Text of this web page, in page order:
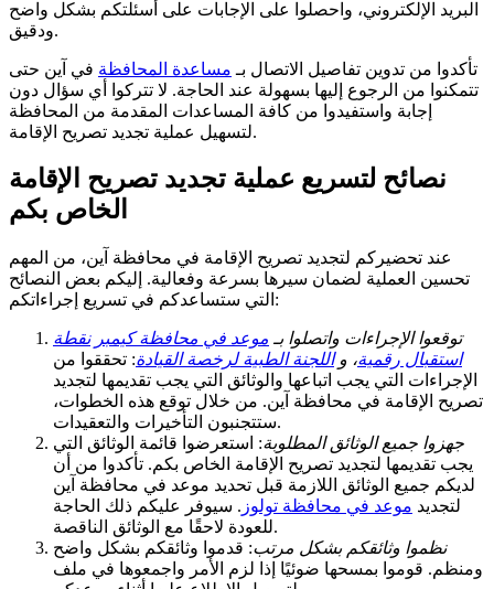
البريد الإلكتروني، واحصلوا على الإجابات على أسئلتكم بشكل واضح
ودقيق.
تأكدوا من تدوين تفاصيل الاتصال بـ مساعدة المحافظة في آين حتى
تتمكنوا من الرجوع إليها بسهولة عند الحاجة. لا تتركوا أي سؤال دون
إجابة واستفيدوا من كافة المساعدات المقدمة من المحافظة
لتسهيل عملية تجديد تصريح الإقامة.
نصائح لتسريع عملية تجديد تصريح الإقامة
الخاص بكم
عند تحضيركم لتجديد تصريح الإقامة في محافظة آين، من المهم
تحسين العملية لضمان سيرها بسرعة وفعالية. إليكم بعض النصائح
التي ستساعدكم في تسريع إجراءاتكم:
توقعوا الإجراءات واتصلوا بـ موعد في محافظة كيمبر نقطة
استقبال رقمية، واللجنة الطبية لرخصة القيادة: تحققوا من
الإجراءات التي يجب اتباعها والوثائق التي يجب تقديمها لتجديد
تصريح الإقامة في محافظة آين. من خلال توقع هذه الخطوات،
ستتجنبون التأخيرات والتعقيدات.
جهزوا جميع الوثائق المطلوبة: استعرضوا قائمة الوثائق التي
يجب تقديمها لتجديد تصريح الإقامة الخاص بكم. تأكدوا من أن
لديكم جميع الوثائق اللازمة قبل تحديد موعد في محافظة آين
لتجديد موعد في محافظة تولوز . سيوفر عليكم ذلك الحاجة
للعودة لاحقًا مع الوثائق الناقصة.
نظموا وثائقكم بشكل مرتب: قدموا وثائقكم بشكل واضح
ومنظم. قوموا بمسحها ضوئيًا إذا لزم الأمر واجمعوها في ملف